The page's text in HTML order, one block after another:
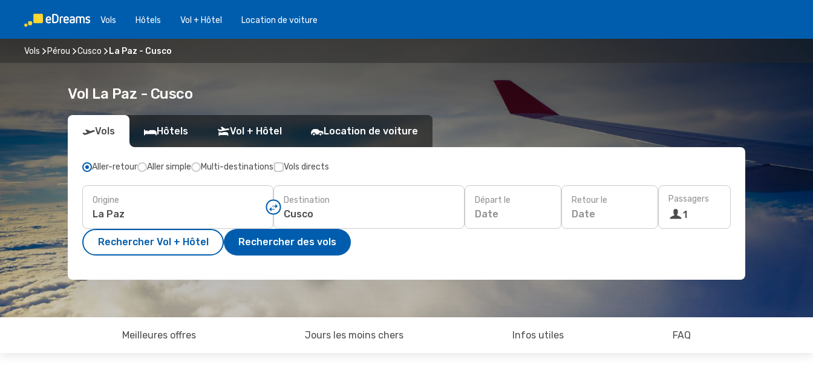
Vols Hôtels Vol + Hôtel Location de voiture
Vols Pérou Cusco La Paz - Cusco
Vol La Paz - Cusco
Vols Hôtels Vol + Hôtel Location de voiture
Aller-retour Aller simple Multi-destinations Vols directs
Origine Destination Départ le
Date
Retour le
Date
Passagers
1
Rechercher Vol + Hôtel Rechercher des vols
Meilleures offres Jours les moins chers Infos utiles FAQ